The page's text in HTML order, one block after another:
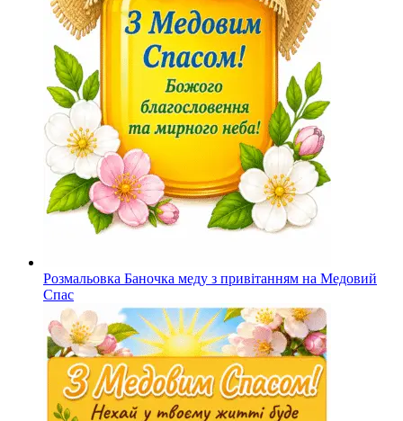
Розмальовка Баночка меду з привітанням на Медовий
Спас